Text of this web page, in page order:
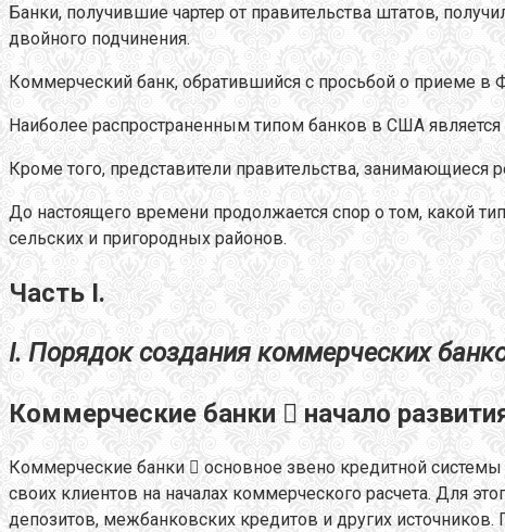
Банки, получившие чартер от правительства штатов,
двойного подчинения.
Коммерческий банк, обратившийся с просьбой о приеме
Наиболее распространенным типом банков в США
Кроме того, представители правительства, занимающиеся
До настоящего времени продолжается спор о том, какой
сельских и пригородных районов.
Часть I.
I. Порядок создания коммерческих
Коммерческие банки  начало
Коммерческие банки  основное звено кредитной
своих клиентов на началах коммерческого расчета. Для
депозитов, межбанковских кредитов и других